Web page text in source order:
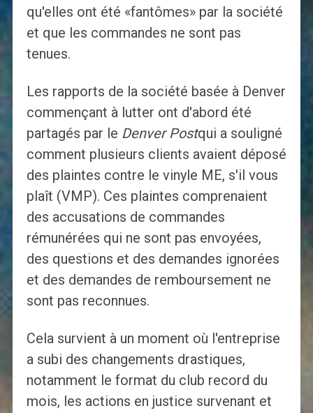
qu'elles ont été «fantômes» par la société
et que les commandes ne sont pas
tenues.
Les rapports de la société basée à Denver
commençant à lutter ont d'abord été
partagés par le Denver Postqui a souligné
comment plusieurs clients avaient déposé
des plaintes contre le vinyle ME, s'il vous
plaît (VMP). Ces plaintes comprenaient
des accusations de commandes
rémunérées qui ne sont pas envoyées,
des questions et des demandes ignorées
et des demandes de remboursement ne
sont pas reconnues.
Cela survient à un moment où l'entreprise
a subi des changements drastiques,
notamment le format du club record du
mois, les actions en justice survenant et